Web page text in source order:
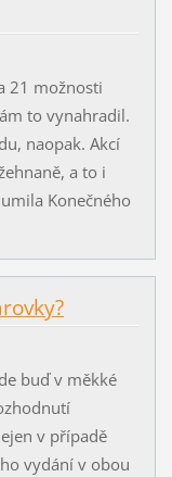
21 možnosti
to vynahradil.
naopak. Akcí
a to i
Konečného
buď v měkké
v případě
vydání v obou